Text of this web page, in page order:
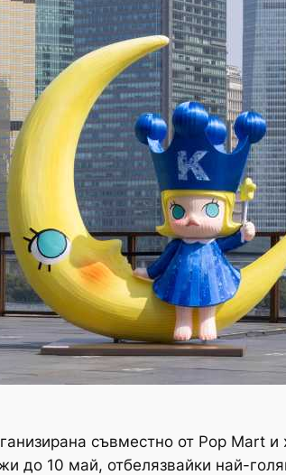
съвместно от Pop Mart
до 10 май, отбелязвайки най-